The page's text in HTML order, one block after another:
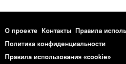
О проекте Контакты Правила
Политика конфиденциальности
Правила использования «cookie»